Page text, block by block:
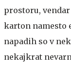
prostoru,
karton namesto
napadih so v
nekajkrat